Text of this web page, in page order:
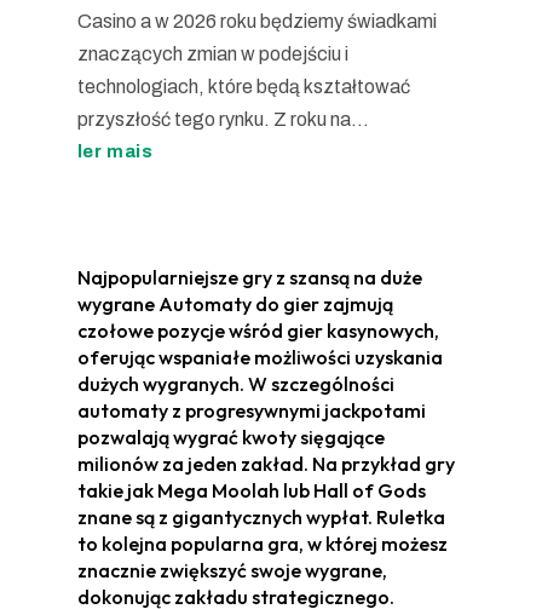
Casino a w 2026 roku będziemy świadkami
znaczących zmian w podejściu i
technologiach, które będą kształtować
przyszłość tego rynku. Z roku na...
ler mais
Najpopularniejsze gry z szansą na duże
wygrane Automaty do gier zajmują
czołowe pozycje wśród gier kasynowych,
oferując wspaniałe możliwości uzyskania
dużych wygranych. W szczególności
automaty z progresywnymi jackpotami
pozwalają wygrać kwoty sięgające
milionów za jeden zakład. Na przykład gry
takie jak Mega Moolah lub Hall of Gods
znane są z gigantycznych wypłat. Ruletka
to kolejna popularna gra, w której możesz
znacznie zwiększyć swoje wygrane,
dokonując zakładu strategicznego.